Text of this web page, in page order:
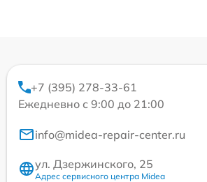
+7 (395) 278-33-61
Ежедневно с 9:00 до 21:00
info@midea-repair-center.ru
ул. Дзержинского, 25
Адрес сервисного центра Midea